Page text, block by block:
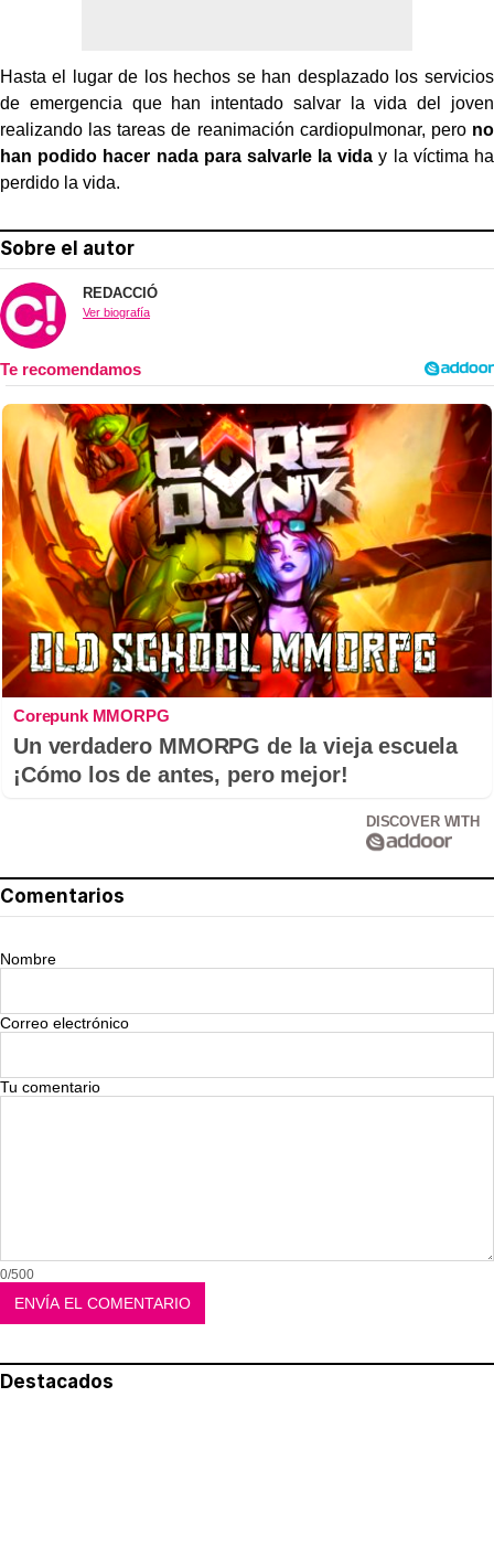
Hasta el lugar de los hechos se han desplazado los servicios
de emergencia que han intentado salvar la vida del joven
realizando las tareas de reanimación cardiopulmonar, pero no
han podido hacer nada para salvarle la vida y la víctima ha
perdido la vida.
Sobre el autor
REDACCIÓ
Ver biografía
Corepunk MMORPG
Un verdadero MMORPG de la vieja escuela
¡Cómo los de antes, pero mejor!
DISCOVER WITH
Comentarios
Nombre
Correo electrónico
Tu comentario
0/500
Destacados